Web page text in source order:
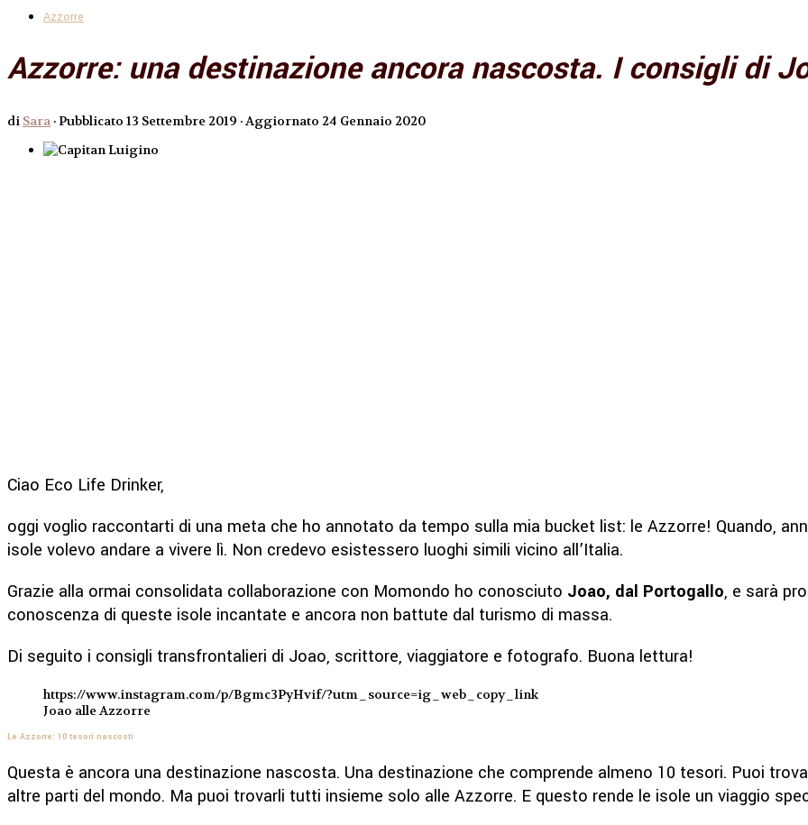
Azzorre
Azzorre: una destinazione ancora nascosta. I consigli di
di Sara · Pubblicato 13 Settembre 2019 · Aggiornato 24 Gennaio 2020
Ciao Eco Life Drinker,
oggi voglio raccontarti di una meta che ho annotato da tempo sulla mia bucket list: le Azzorre! Quando,
isole volevo andare a vivere lì. Non credevo esistessero luoghi simili vicino all’Italia.
Grazie alla ormai consolidata collaborazione con Momondo ho conosciuto Joao, dal Portogallo, e sarà
conoscenza di queste isole incantate e ancora non battute dal turismo di massa.
Di seguito i consigli transfrontalieri di Joao, scrittore, viaggiatore e fotografo. Buona lettura!
https://www.instagram.com/p/Bgmc3PyHvif/?utm_source=ig_web_copy_link
Joao alle Azzorre
Le Azzorre: 10 tesori nascosti
Questa è ancora una destinazione nascosta. Una destinazione che comprende almeno 10 tesori. Puoi
altre parti del mondo. Ma puoi trovarli tutti insieme solo alle Azzorre. E questo rende le isole un viaggio